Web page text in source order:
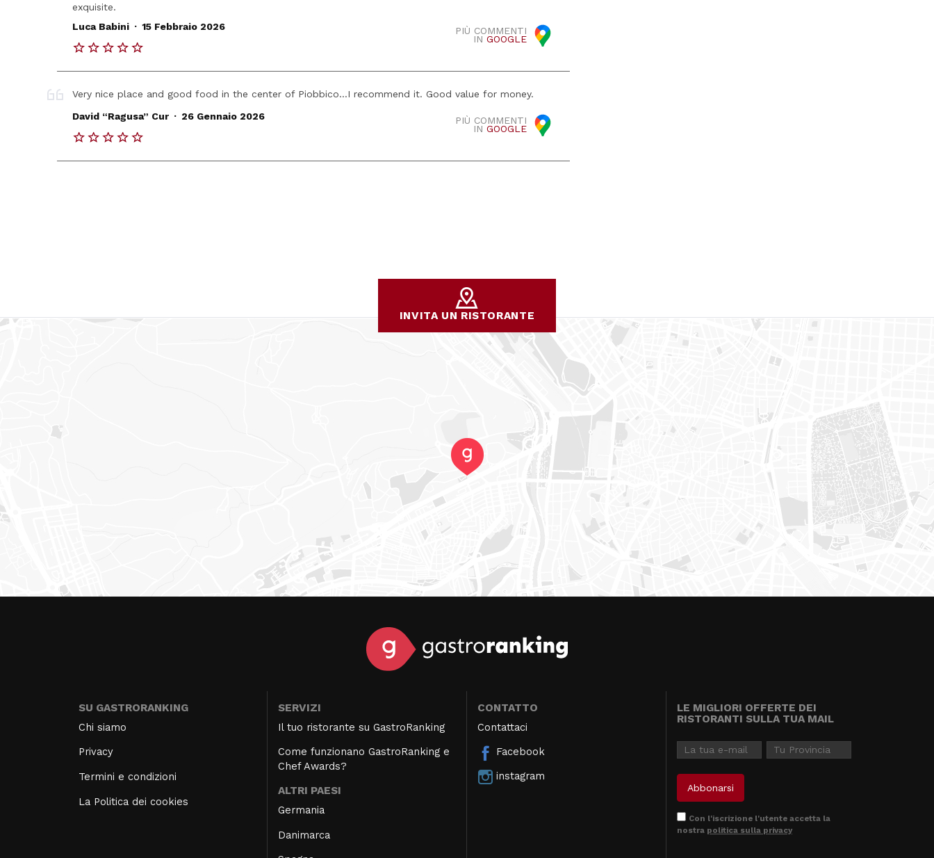
exquisite.
PIÙ COMMENTI
INGOOGLE
Luca Babini . 15 Febbraio 2026
Very nice place and good food in the center of Piobbico...I recommend it. Good value for money.
PIÙ COMMENTI
INGOOGLE
David “Ragusa” Cur . 26 Gennaio 2026
INVITA UN RISTORANTE
SU GASTRORANKING
Chi siamo
Privacy
Termini e condizioni
La Politica dei cookies
SERVIZI
Il tuo ristorante su GastroRanking
Come funzionano GastroRanking e
Chef Awards?
ALTRI PAESI
Germania
Danimarca
CONTATTO
Contattaci
Facebook
instagram
LE MIGLIORI OFFERTE DEI
RISTORANTI SULLA TUA MAIL
Con l'iscrizione l'utente accetta la
nostra politica sulla privacy